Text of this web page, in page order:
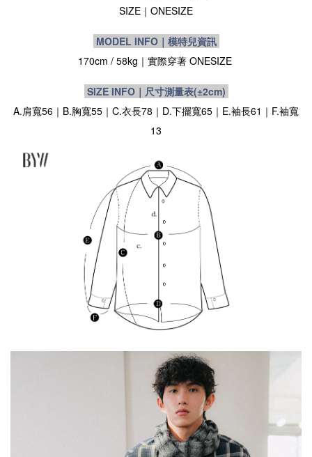
SIZE｜ONESIZE
MODEL INFO｜模特兒資訊
170cm / 58kg ｜實際穿著 ONESIZE
SIZE INFO｜尺寸測量表(±2cm)
A.肩寬56｜B.胸寬55｜C.衣長78｜D.下擺寬65｜E.袖長61｜F.袖寬
13